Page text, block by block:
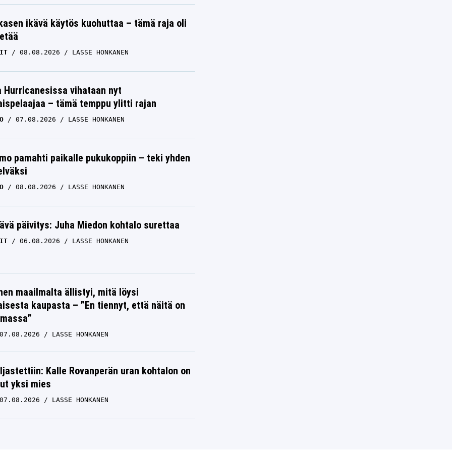
ikävä käytös kuohuttaa – tämä raja oli
08.08.2026 LASSE HONKANEN
Hurricanesissa vihataan nyt
– tämä temppu ylitti rajan
07.08.2026 LASSE HONKANEN
pamahti paikalle pukukoppiin – teki yhden
08.08.2026 LASSE HONKANEN
päivitys: Juha Miedon kohtalo surettaa
06.08.2026 LASSE HONKANEN
maailmalta ällistyi, mitä löysi
kaupasta – ”En tiennyt, että näitä on
LASSE HONKANEN
Kalle Rovanperän uran kohtalon on
yksi mies
LASSE HONKANEN